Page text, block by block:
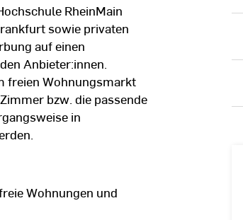
RheinMain
sowie privaten
auf einen
Anbieter:innen.
freien Wohnungsmarkt
bzw. die passende
in
Wohnungen und